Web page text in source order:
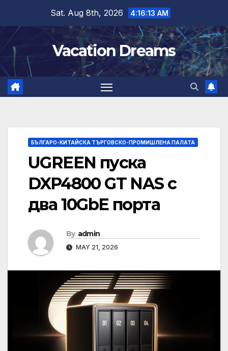
content
Sat. Aug 8th, 2026 4:16:14 AM
Vacation Dreams
БЪЛГАРО-КИТАЙСКА ТЪРГОВСКО-ПРОМИШЛЕНА ПАЛАТА
UGREEN пуска
DXP4800 GT NAS с
два 10GbE порта
By admin
MAY 21, 2026